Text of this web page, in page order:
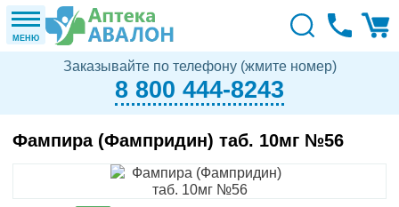
МЕНЮ
Заказывайте по телефону (жмите номер)
8 800 444-8243
Фампира (Фампридин) таб. 10мг №56